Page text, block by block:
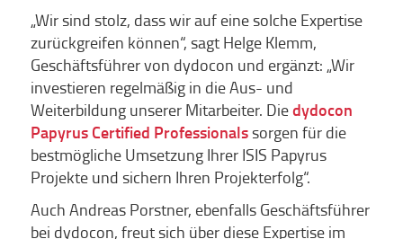
„Wir sind stolz, dass wir auf eine solche Expertise
zurückgreifen können“, sagt Helge Klemm,
Geschäftsführer von dydocon und ergänzt: „Wir
investieren regelmäßig in die Aus- und
Weiterbildung unserer Mitarbeiter. Diedydocon
Papyrus Certified Professionalssorgen für die
bestmögliche Umsetzung Ihrer ISIS Papyrus
Projekte und sichern Ihren Projekterfolg“.
Auch Andreas Porstner, ebenfalls Geschäftsführer
bei dydocon, freut sich über diese Expertise im